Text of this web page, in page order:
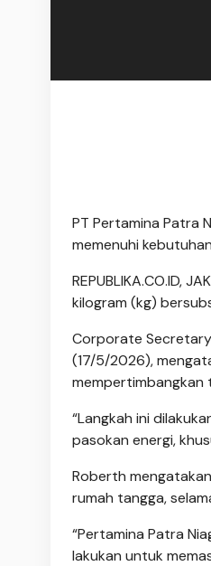
PT Pertamina Patra
memenuhi
REPUBLIKA.CO.ID,
kilogram (kg)
Corporate
(17/5/2026),
mempertimbangkan
“Langkah ini
pasokan energi,
Roberth
rumah tangga,
“Pertamina Patra
lakukan untuk